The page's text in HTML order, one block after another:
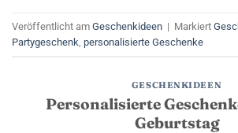
Veröffentlicht am Geschenkideen | Markiert
Partygeschenk personalisierte Geschenke
GESCHENKIDEEN
Personalisierte
Geburtstag